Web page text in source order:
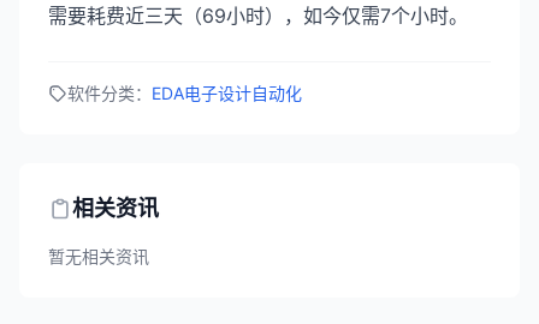
需要耗费近三天（69小时），如今仅需7个小时。
软件分类： EDA电子设计自动化
相关资讯
暂无相关资讯